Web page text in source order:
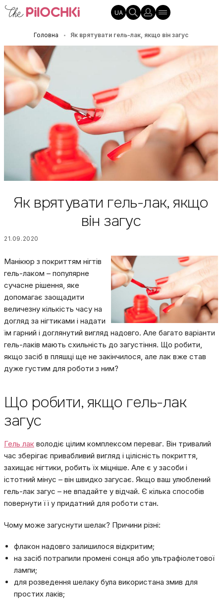
UA
Головна • Як врятувати гель-лак, якщо він загус
Як врятувати гель-лак, якщо
він загус
21.09.2020
Манікюр з покриттям нігтів
гель-лаком – популярне
сучасне рішення, яке
допомагає заощадити
величезну кількість часу на
догляд за нігтиками і надати
їм гарний і доглянутий вигляд надовго. Але багато варіанти
гель-лаків мають схильність до загустіння. Що робити,
якщо засіб в пляшці ще не закінчилося, але лак вже став
дуже густим для роботи з ним?
Що робити, якщо гель-лак
загус
Гель лак володіє цілим комплексом переваг. Він тривалий
час зберігає привабливий вигляд і цілісність покриття,
захищає нігтики, робить їх міцніше. Але є у засоби і
істотний мінус – він швидко загусає. Якщо ваш улюблений
гель-лак загус – не впадайте у відчай. Є кілька способів
повернути її у придатний для роботи стан.
Чому може загуснути шелак? Причини різні:
флакон надовго залишилося відкритим;
на засіб потрапили промені сонця або ультрафіолетової
лампи;
для розведення шелаку була використана змив для
простих лаків;